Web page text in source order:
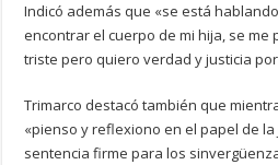
Indicó además que «se está
encontrar el cuerpo de mi hija, se me
triste pero quiero verdad y justicia
Trimarco destacó también que
«pienso y reflexiono en el papel de la
sentencia firme para los